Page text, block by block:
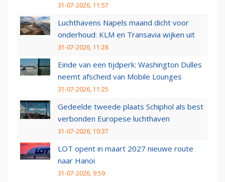
31-07-2026, 11:57
Luchthavens Napels maand dicht voor
onderhoud: KLM en Transavia wijken uit
31-07-2026, 11:28
Einde van een tijdperk: Washington Dulles
neemt afscheid van Mobile Lounges
31-07-2026, 11:25
Gedeelde tweede plaats Schiphol als best
verbonden Europese luchthaven
31-07-2026, 10:37
LOT opent in maart 2027 nieuwe route
naar Hanoi
31-07-2026, 9:59